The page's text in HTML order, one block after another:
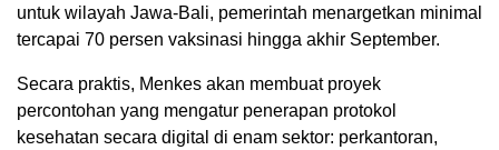
untuk wilayah Jawa-Bali, pemerintah menargetkan minimal
tercapai 70 persen vaksinasi hingga akhir September.
Secara praktis, Menkes akan membuat proyek
percontohan yang mengatur penerapan protokol
kesehatan secara digital di enam sektor: perkantoran,